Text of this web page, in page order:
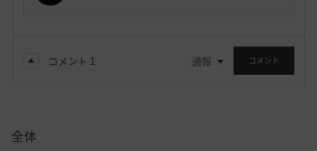
コメント 1 通報 コメント
全体